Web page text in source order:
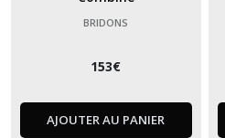
BRIDONS
153€
AJOUTER AU PANIER